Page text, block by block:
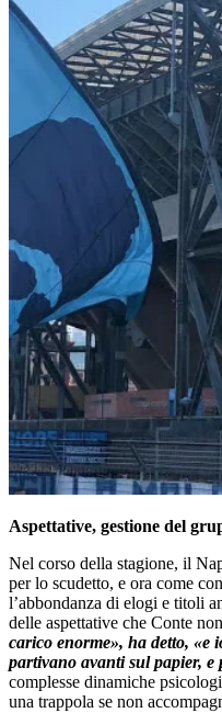
Aspettative, gestione del
Nel corso della stagione, il
per lo scudetto, e ora come
l’abbondanza di elogi e titoli
delle aspettative che Conte
carico enorme», ha detto, «e
partivano avanti sul papier,
complesse dinamiche
una trappola se non